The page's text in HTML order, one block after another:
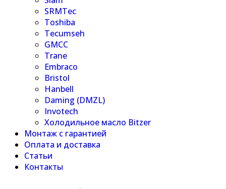
SRMTec
Toshiba
Tecumseh
GMCC
Trane
Embraco
Bristol
Hanbell
Daming (DMZL)
Invotech
Холодильное масло Bitzer
Монтаж с гарантией
Оплата и доставка
Статьи
Контакты